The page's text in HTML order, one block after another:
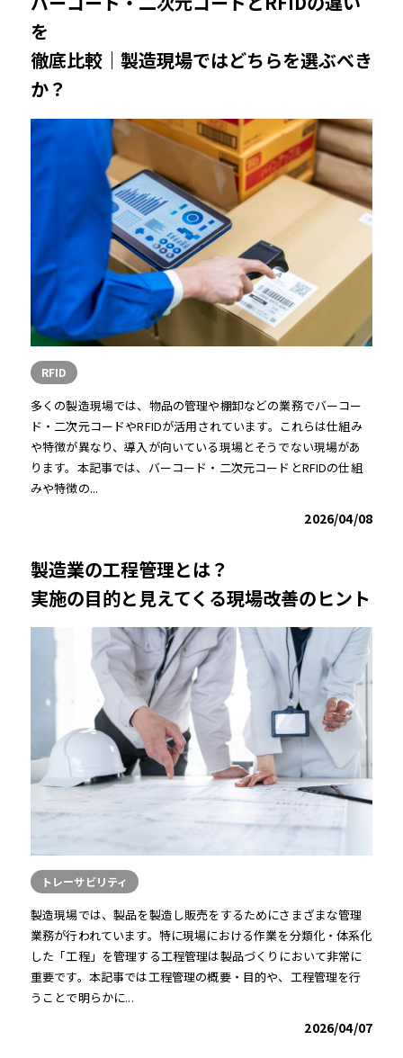
を
徹底比較｜製造現場ではどちらを選ぶべき
か？
RFID
多くの製造現場では、物品の管理や棚卸などの業務でバーコー
ド・二次元コードやRFIDが活用されています。これらは仕組み
や特徴が異なり、導入が向いている現場とそうでない現場があ
ります。本記事では、バーコード・二次元コードとRFIDの仕組
みや特徴の...
2026/04/08
製造業の工程管理とは？
実施の目的と見えてくる現場改善のヒント
トレーサビリティ
製造現場では、製品を製造し販売をするためにさまざまな管理
業務が行われています。特に現場における作業を分類化・体系化
した「工程」を管理する工程管理は製品づくりにおいて非常に
重要です。本記事では工程管理の概要・目的や、工程管理を行
うことで明らかに...
2026/04/07